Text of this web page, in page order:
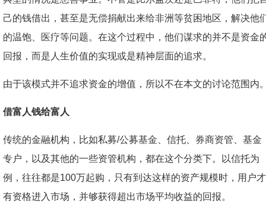
己的钱借出，甚至是无偿捐献出来给非洲等贫困地区，解决他
的温饱、医疗等问题。在这个过程中，他们谋求的并不是资金
回报，而是人生价值的实现或是精神层面的追求。
由于该模式并不追求资金的增值，所以不在本文的讨论范围内
借富人钱给富人
传统的金融机构，比如私募/公募基金、信托、券商资管、基金
专户，以及其他的一些资管机构，都在这个分类下。以信托为
例，往往都是100万起购，只有到达这样的资产规模时，用户才
有资格进入市场，并够获得超出市场平均收益的回报。